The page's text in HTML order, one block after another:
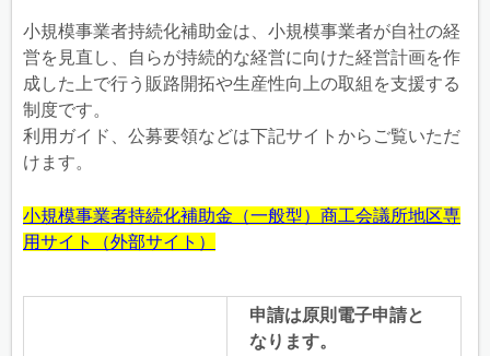
小規模事業者持続化補助金は、小規模事業者が自社の経
営を見直し、自らが持続的な経営に向けた経営計画を作
成した上で行う販路開拓や生産性向上の取組を支援する
制度です。
利用ガイド、公募要領などは下記サイトからご覧いただ
けます。
小規模事業者持続化補助金（一般型）商工会議所地区専
用サイ ト （外部サイト）
申請は原則電子申請と
なります。